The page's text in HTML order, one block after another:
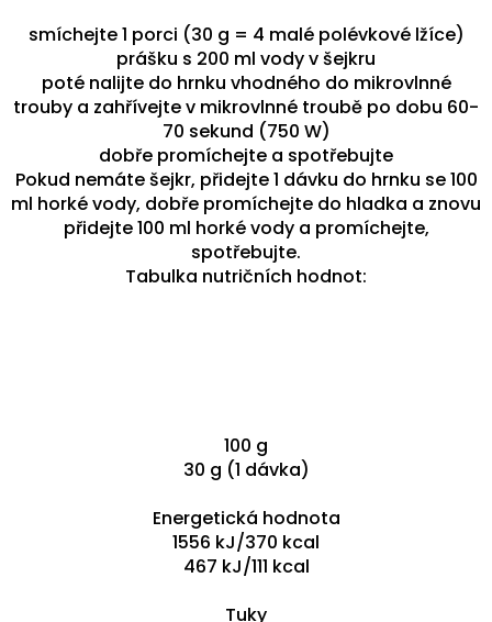
smíchejte 1 porci (30 g = 4 malé polévkové lžíce)
prášku s 200 ml vody v šejkru
poté nalijte do hrnku vhodného do mikrovlnné
trouby a zahřívejte v mikrovlnné troubě po dobu 60-
70 sekund (750 W)
dobře promíchejte a spotřebujte
Pokud nemáte šejkr, přidejte 1 dávku do hrnku se 100
ml horké vody, dobře promíchejte do hladka a znovu
přidejte 100 ml horké vody a promíchejte,
spotřebujte.
Tabulka nutričních hodnot:
100 g
30 g (1 dávka)
Energetická hodnota
1556 kJ/370 kcal
467 kJ/111 kcal
Tuky